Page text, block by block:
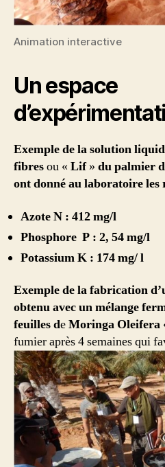
Animation interactive
Un espace
Exemple de la solution
fibresou « Lif» du palmier
ont donné au laboratoire les
Azote N : 412 mg/l
Phosphore P : 2, 54 mg/l
Potassium K : 174 mg/ l
Exemple de la fabrication
obtenu avec un mélange
feuillesdeMoringa Oleifera
fumier après 4 semaines qui